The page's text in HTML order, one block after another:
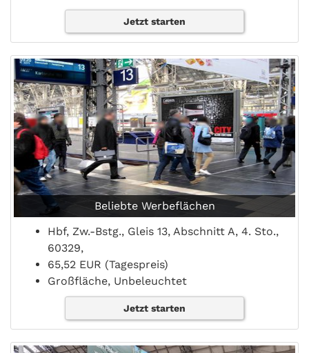
Jetzt starten
Beliebte Werbeflächen
Hbf, Zw.-Bstg., Gleis 13, Abschnitt A, 4. Sto.,
60329,
65,52 EUR (Tagespreis)
Großfläche, Unbeleuchtet
Jetzt starten